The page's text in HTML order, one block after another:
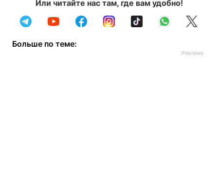
Или читайте нас там, где вам удобно!
Больше по теме: